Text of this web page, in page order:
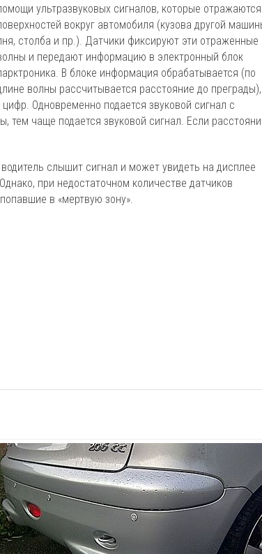
ультразвуковых сигналов, которые
вокруг автомобиля (кузова другой
столба и пр.). Датчики фиксируют эти отраженные
и передают информацию в электронный блок
В блоке информация обрабатывается (по
волны рассчитывается расстояние до
Одновременно подается звуковой сигнал с
чаще подается звуковой сигнал. Если
слышит сигнал и может увидеть на дисплее
при недостаточном количестве датчиков
в «мертвую зону».